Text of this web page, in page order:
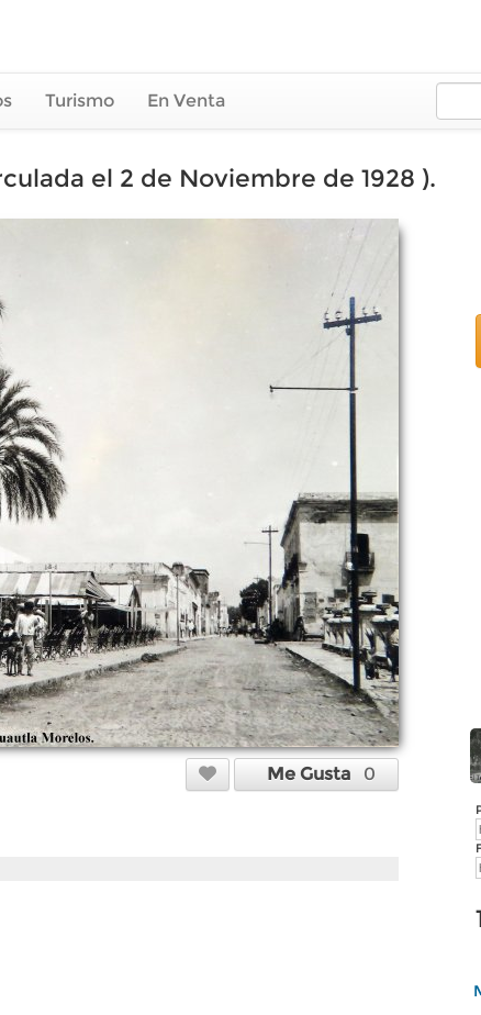
Turismo En Venta
el 2 de Noviembre de 1928 ).
Me Gusta 0